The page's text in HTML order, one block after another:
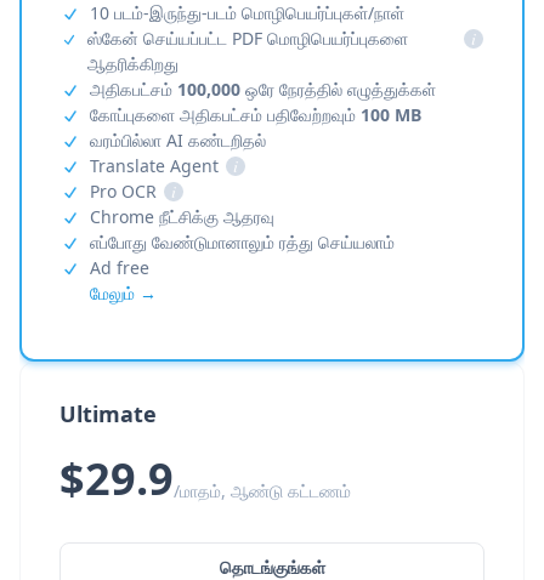
10 படம்-இருந்து-படம் மொழிபெயர்ப்புகள்/நாள்
ஸ்கேன் செய்யப்பட்ட PDF மொழிபெயர்ப்புகளை
ஆதரிக்கிறது
i
அதிகபட்சம் 100,000 ஒரே நேரத்தில் எழுத்துக்கள்
கோப்புகளை அதிகபட்சம் பதிவேற்றவும் 100 MB
வரம்பில்லா AI கண்டறிதல்
Translate Agent
i
Pro OCR
i
Chrome நீட்சிக்கு ஆதரவு
எப்போது வேண்டுமானாலும் ரத்து செய்யலாம்
Ad free
மேலும் →
Ultimate
$29.9/மாதம், ஆண்டு கட்டணம்
தொடங்குங்கள்